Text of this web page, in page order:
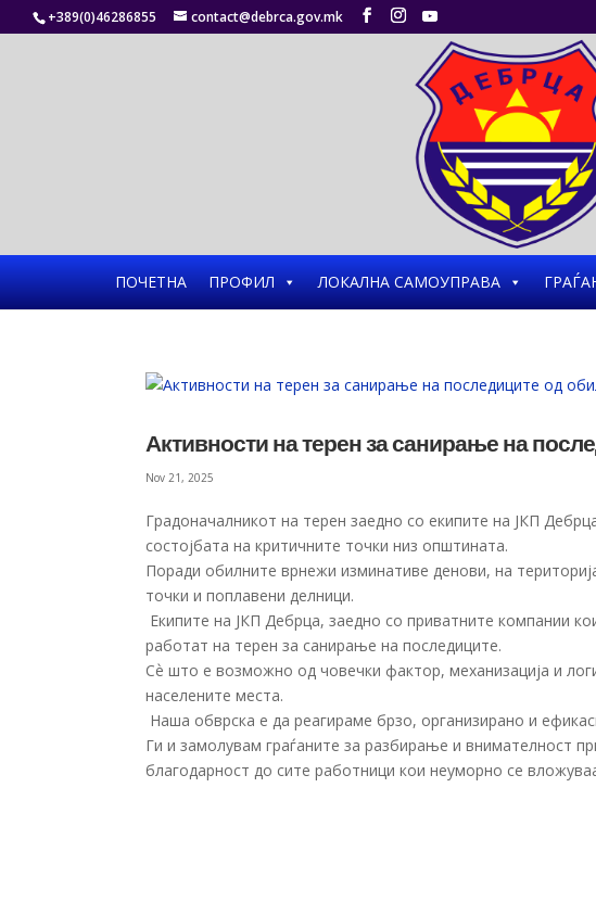
+389(0)46286855 contact@debrca.gov.mk
ПОЧЕТНА ПРОФИЛ ЛОКАЛНА САМОУПРАВА
Активности на терен за санирање на
Nov 21, 2025
Градоначалникот на терен заедно со екипите на ЈКП
состојбата на критичните точки низ општината.
Поради обилните врнежи изминативе денови, на
точки и поплавени делници.
Екипите на ЈКП Дебрца, заедно со приватните компании
работат на терен за санирање на последиците.
Сѐ што е возможно од човечки фактор, механизација и
населените места.
Наша обврска е да реагираме брзо, организирано и
Ги и замолувам граѓаните за разбирање и внимателност
благодарност до сите работници кои неуморно се